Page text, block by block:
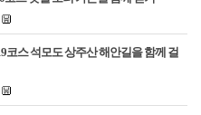
코스 석모도 상주산 해안길을 함께 걸